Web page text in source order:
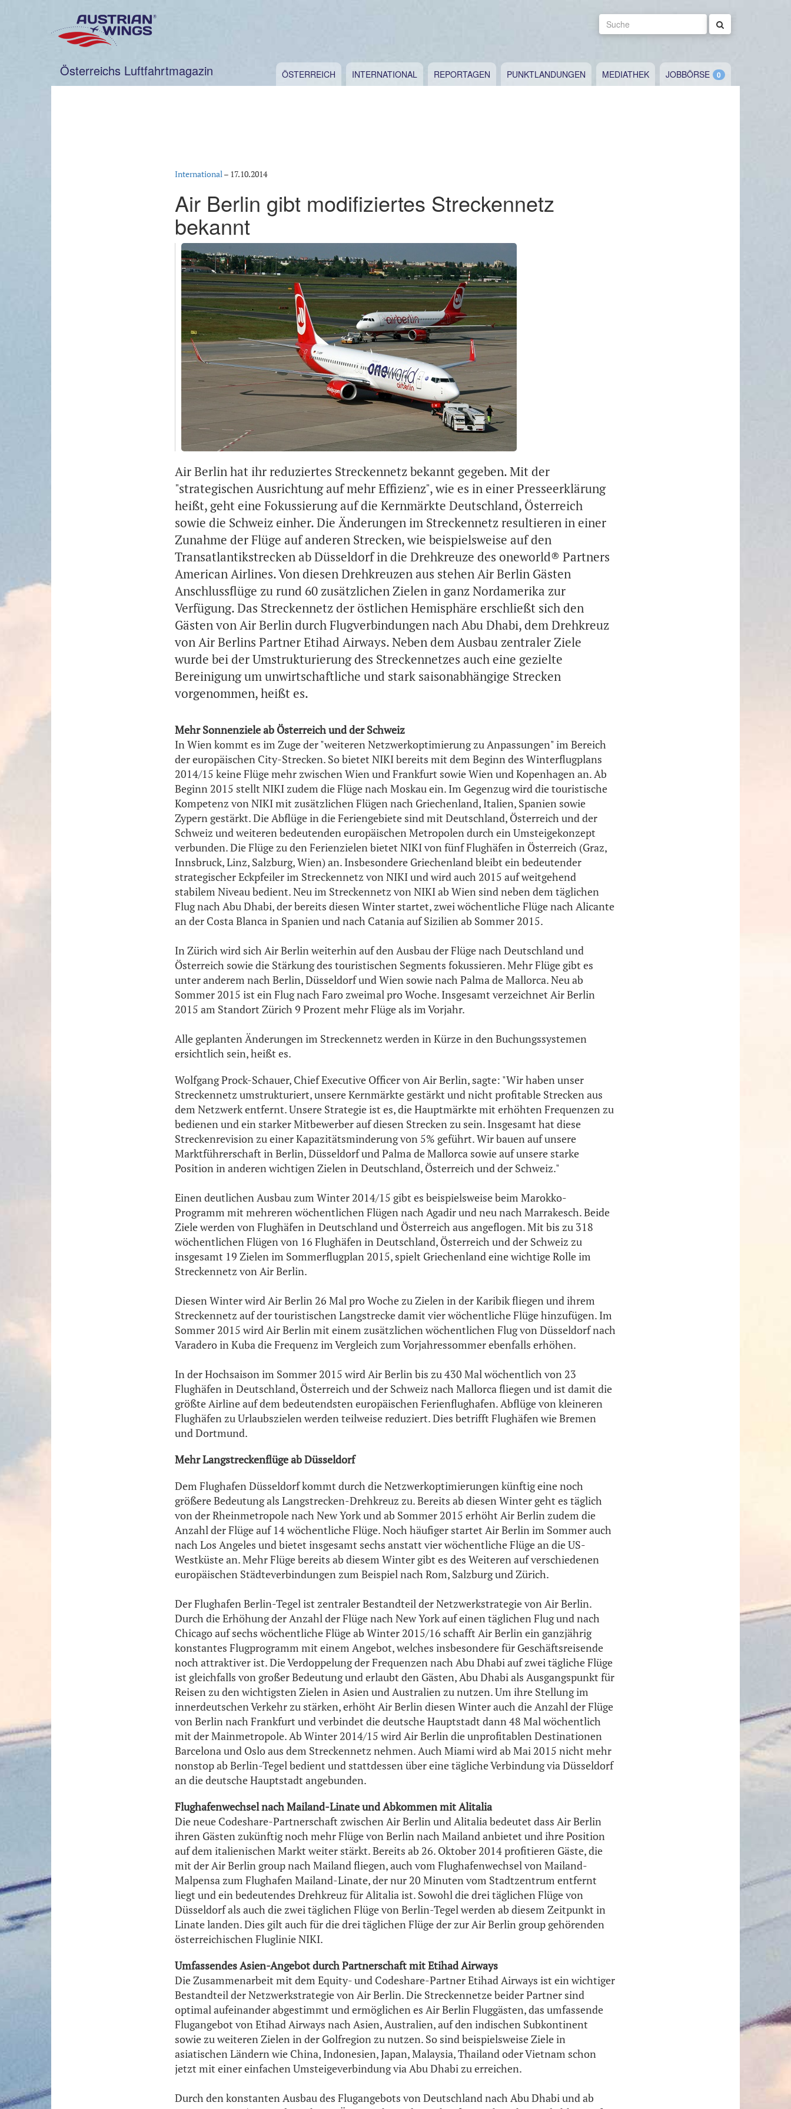
Suche
Österreichs Luftfahrtmagazin ÖSTERREICH INTERNATIONAL REPORTAGEN PUNKTLANDUNGEN MEDIATHEK JOBBÖRSE
International– 17.10.2014
Air Berlin gibt modifiziertes Streckennetz
bekannt
Air Berlin hat ihr reduziertes Streckennetz bekannt gegeben. Mit der
"strategischen Ausrichtung auf mehr Effizienz", wie es in einer Presseerklärung
heißt, geht eine Fokussierung auf die Kernmärkte Deutschland, Österreich
sowie die Schweiz einher. Die Änderungen im Streckennetz resultieren in einer
Zunahme der Flüge auf anderen Strecken, wie beispielsweise auf den
Transatlantikstrecken ab Düsseldorf in die Drehkreuze des oneworld® Partners
American Airlines. Von diesen Drehkreuzen aus stehen Air Berlin Gästen
Anschlussflüge zu rund 60 zusätzlichen Zielen in ganz Nordamerika zur
Verfügung. Das Streckennetz der östlichen Hemisphäre erschließt sich den
Gästen von Air Berlin durch Flugverbindungen nach Abu Dhabi, dem Drehkreuz
von Air Berlins Partner Etihad Airways. Neben dem Ausbau zentraler Ziele
wurde bei der Umstrukturierung des Streckennetzes auch eine gezielte
Bereinigung um unwirtschaftliche und stark saisonabhängige Strecken
vorgenommen, heißt es.
Mehr Sonnenziele ab Österreich und der Schweiz
In Wien kommt es im Zuge der "weiteren Netzwerkoptimierung zu Anpassungen" im Bereich
der europäischen City-Strecken. So bietet NIKI bereits mit dem Beginn des Winterflugplans
2014/15 keine Flüge mehr zwischen Wien und Frankfurt sowie Wien und Kopenhagen an. Ab
Beginn 2015 stellt NIKI zudem die Flüge nach Moskau ein. Im Gegenzug wird die touristische
Kompetenz von NIKI mit zusätzlichen Flügen nach Griechenland, Italien, Spanien sowie
Zypern gestärkt. Die Abflüge in die Feriengebiete sind mit Deutschland, Österreich und der
Schweiz und weiteren bedeutenden europäischen Metropolen durch ein Umsteigekonzept
verbunden. Die Flüge zu den Ferienzielen bietet NIKI von fünf Flughäfen in Österreich (Graz,
Innsbruck, Linz, Salzburg, Wien) an. Insbesondere Griechenland bleibt ein bedeutender
strategischer Eckpfeiler im Streckennetz von NIKI und wird auch 2015 auf weitgehend
stabilem Niveau bedient. Neu im Streckennetz von NIKI ab Wien sind neben dem täglichen
Flug nach Abu Dhabi, der bereits diesen Winter startet, zwei wöchentliche Flüge nach Alicante
an der Costa Blanca in Spanien und nach Catania auf Sizilien ab Sommer 2015.
In Zürich wird sich Air Berlin weiterhin auf den Ausbau der Flüge nach Deutschland und
Österreich sowie die Stärkung des touristischen Segments fokussieren. Mehr Flüge gibt es
unter anderem nach Berlin, Düsseldorf und Wien sowie nach Palma de Mallorca. Neu ab
Sommer 2015 ist ein Flug nach Faro zweimal pro Woche. Insgesamt verzeichnet Air Berlin
2015 am Standort Zürich 9 Prozent mehr Flüge als im Vorjahr.
Alle geplanten Änderungen im Streckennetz werden in Kürze in den Buchungssystemen
ersichtlich sein, heißt es.
Wolfgang Prock-Schauer, Chief Executive Officer von Air Berlin, sagte: "Wir haben unser
Streckennetz umstrukturiert, unsere Kernmärkte gestärkt und nicht profitable Strecken aus
dem Netzwerk entfernt. Unsere Strategie ist es, die Hauptmärkte mit erhöhten Frequenzen zu
bedienen und ein starker Mitbewerber auf diesen Strecken zu sein. Insgesamt hat diese
Streckenrevision zu einer Kapazitätsminderung von 5% geführt. Wir bauen auf unsere
Marktführerschaft in Berlin, Düsseldorf und Palma de Mallorca sowie auf unsere starke
Position in anderen wichtigen Zielen in Deutschland, Österreich und der Schweiz."
Einen deutlichen Ausbau zum Winter 2014/15 gibt es beispielsweise beim Marokko-
Programm mit mehreren wöchentlichen Flügen nach Agadir und neu nach Marrakesch. Beide
Ziele werden von Flughäfen in Deutschland und Österreich aus angeflogen. Mit bis zu 318
wöchentlichen Flügen von 16 Flughäfen in Deutschland, Österreich und der Schweiz zu
insgesamt 19 Zielen im Sommerflugplan 2015, spielt Griechenland eine wichtige Rolle im
Streckennetz von Air Berlin.
Diesen Winter wird Air Berlin 26 Mal pro Woche zu Zielen in der Karibik fliegen und ihrem
Streckennetz auf der touristischen Langstrecke damit vier wöchentliche Flüge hinzufügen. Im
Sommer 2015 wird Air Berlin mit einem zusätzlichen wöchentlichen Flug von Düsseldorf nach
Varadero in Kuba die Frequenz im Vergleich zum Vorjahressommer ebenfalls erhöhen.
In der Hochsaison im Sommer 2015 wird Air Berlin bis zu 430 Mal wöchentlich von 23
Flughäfen in Deutschland, Österreich und der Schweiz nach Mallorca fliegen und ist damit die
größte Airline auf dem bedeutendsten europäischen Ferienflughafen. Abflüge von kleineren
Flughäfen zu Urlaubszielen werden teilweise reduziert. Dies betrifft Flughäfen wie Bremen
und Dortmund.
Mehr Langstreckenflüge ab Düsseldorf
Dem Flughafen Düsseldorf kommt durch die Netzwerkoptimierungen künftig eine noch
größere Bedeutung als Langstrecken-Drehkreuz zu. Bereits ab diesen Winter geht es täglich
von der Rheinmetropole nach New York und ab Sommer 2015 erhöht Air Berlin zudem die
Anzahl der Flüge auf 14 wöchentliche Flüge. Noch häufiger startet Air Berlin im Sommer auch
nach Los Angeles und bietet insgesamt sechs anstatt vier wöchentliche Flüge an die US-
Westküste an. Mehr Flüge bereits ab diesem Winter gibt es des Weiteren auf verschiedenen
europäischen Städteverbindungen zum Beispiel nach Rom, Salzburg und Zürich.
Der Flughafen Berlin-Tegel ist zentraler Bestandteil der Netzwerkstrategie von Air Berlin.
Durch die Erhöhung der Anzahl der Flüge nach New York auf einen täglichen Flug und nach
Chicago auf sechs wöchentliche Flüge ab Winter 2015/16 schafft Air Berlin ein ganzjährig
konstantes Flugprogramm mit einem Angebot, welches insbesondere für Geschäftsreisende
noch attraktiver ist. Die Verdoppelung der Frequenzen nach Abu Dhabi auf zwei tägliche Flüge
ist gleichfalls von großer Bedeutung und erlaubt den Gästen, Abu Dhabi als Ausgangspunkt für
Reisen zu den wichtigsten Zielen in Asien und Australien zu nutzen. Um ihre Stellung im
innerdeutschen Verkehr zu stärken, erhöht Air Berlin diesen Winter auch die Anzahl der Flüge
von Berlin nach Frankfurt und verbindet die deutsche Hauptstadt dann 48 Mal wöchentlich
mit der Mainmetropole. Ab Winter 2014/15 wird Air Berlin die unprofitablen Destinationen
Barcelona und Oslo aus dem Streckennetz nehmen. Auch Miami wird ab Mai 2015 nicht mehr
nonstop ab Berlin-Tegel bedient und stattdessen über eine tägliche Verbindung via Düsseldorf
an die deutsche Hauptstadt angebunden.
Flughafenwechsel nach Mailand-Linate und Abkommen mit Alitalia
Die neue Codeshare-Partnerschaft zwischen Air Berlin und Alitalia bedeutet dass Air Berlin
ihren Gästen zukünftig noch mehr Flüge von Berlin nach Mailand anbietet und ihre Position
auf dem italienischen Markt weiter stärkt. Bereits ab 26. Oktober 2014 profitieren Gäste, die
mit der Air Berlin group nach Mailand fliegen, auch vom Flughafenwechsel von Mailand-
Malpensa zum Flughafen Mailand-Linate, der nur 20 Minuten vom Stadtzentrum entfernt
liegt und ein bedeutendes Drehkreuz für Alitalia ist. Sowohl die drei täglichen Flüge von
Düsseldorf als auch die zwei täglichen Flüge von Berlin-Tegel werden ab diesem Zeitpunkt in
Linate landen. Dies gilt auch für die drei täglichen Flüge der zur Air Berlin group gehörenden
österreichischen Fluglinie NIKI.
Umfassendes Asien-Angebot durch Partnerschaft mit Etihad Airways
Die Zusammenarbeit mit dem Equity- und Codeshare-Partner Etihad Airways ist ein wichtiger
Bestandteil der Netzwerkstrategie von Air Berlin. Die Streckennetze beider Partner sind
optimal aufeinander abgestimmt und ermöglichen es Air Berlin Fluggästen, das umfassende
Flugangebot von Etihad Airways nach Asien, Australien, auf den indischen Subkontinent
sowie zu weiteren Zielen in der Golfregion zu nutzen. So sind beispielsweise Ziele in
asiatischen Ländern wie China, Indonesien, Japan, Malaysia, Thailand oder Vietnam schon
jetzt mit einer einfachen Umsteigeverbindung via Abu Dhabi zu erreichen.
Durch den konstanten Ausbau des Flugangebots von Deutschland nach Abu Dhabi und ab